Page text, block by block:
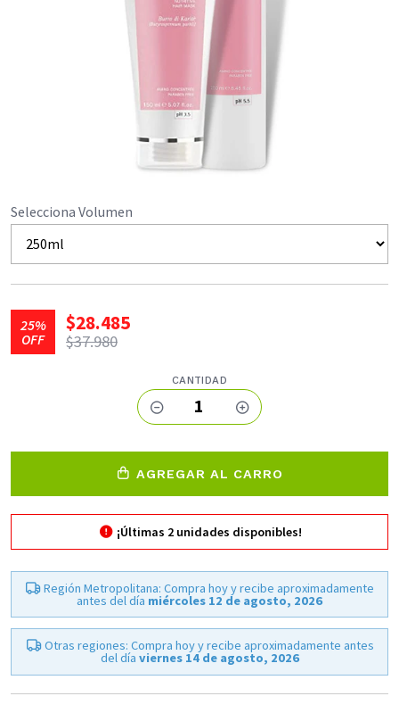
Selecciona Volumen
25%
OFF
$28.485
$37.980
CANTIDAD
1
AGREGAR AL CARRO
¡Últimas 2unidades disponibles!
Región Metropolitana: Compra hoy y recibe aproximadamente
antes del día miércoles 12 de agosto, 2026
Otras regiones: Compra hoy y recibe aproximadamente antes
del día viernes 14 de agosto, 2026